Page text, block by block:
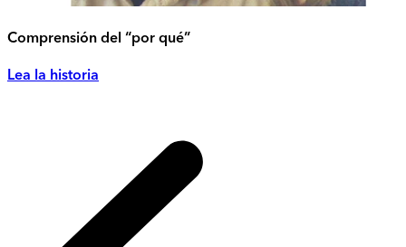
Comprensión del “por qué”
Lea la historia